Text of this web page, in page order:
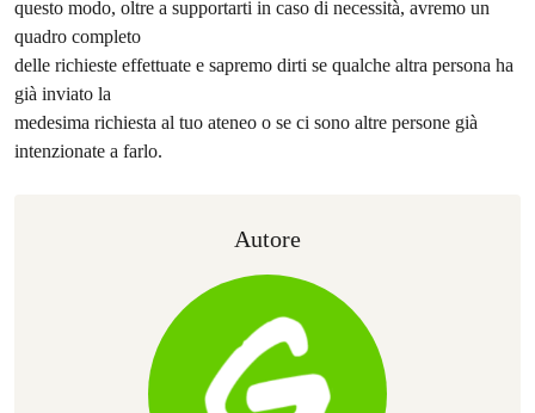
questo modo, oltre a supportarti in caso di necessità, avremo un
quadro completo
delle richieste effettuate e sapremo dirti se qualche altra persona ha
già inviato la
medesima richiesta al tuo ateneo o se ci sono altre persone già
intenzionate a farlo.
Autore